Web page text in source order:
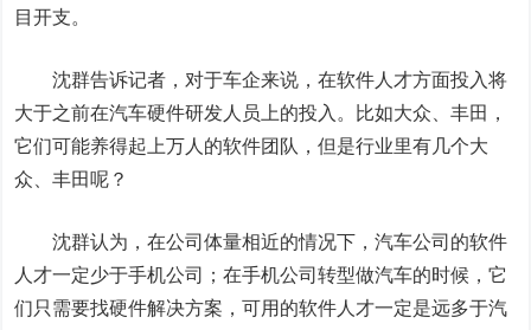
目开支。
沈群告诉记者，对于车企来说，在软件人才方面投入将
大于之前在汽车硬件研发人员上的投入。比如大众、丰田，
它们可能养得起上万人的软件团队，但是行业里有几个大
众、丰田呢？
沈群认为，在公司体量相近的情况下，汽车公司的软件
人才一定少于手机公司；在手机公司转型做汽车的时候，它
们只需要找硬件解决方案，可用的软件人才一定是远多于汽